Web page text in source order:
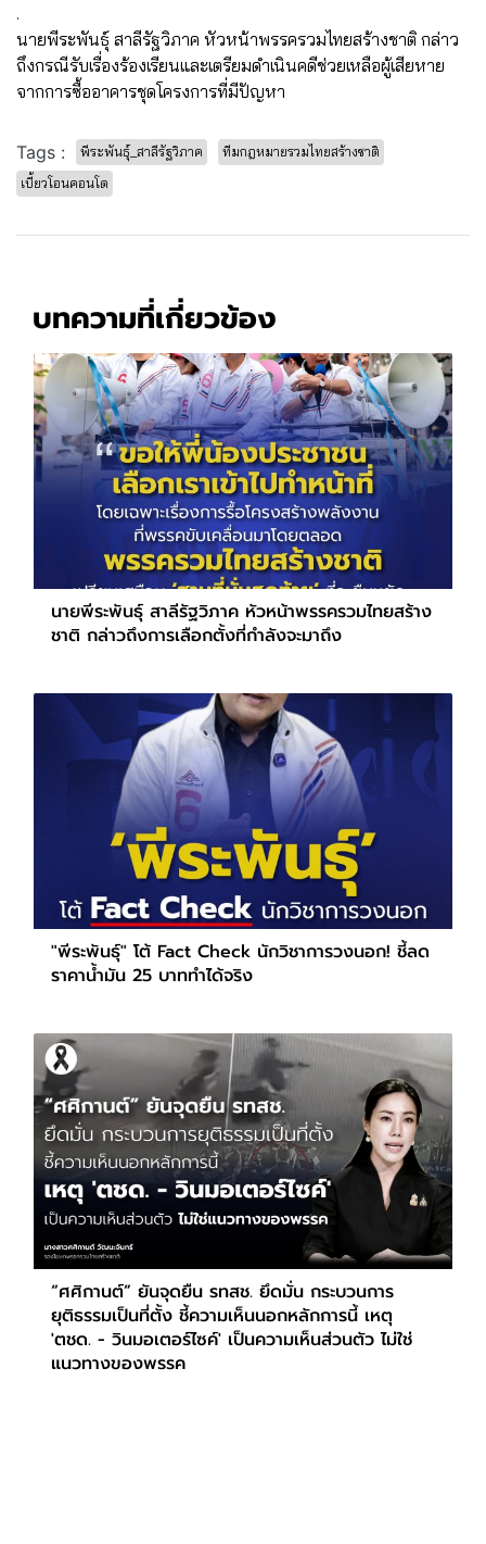
.
นายพีระพันธุ์ สาลีรัฐวิภาค หัวหน้าพรรครวมไทยสร้างชาติ กล่าว
ถึงกรณีรับเรื่องร้องเรียนและเตรียมดำเนินคดีช่วยเหลือผู้เสียหาย
จากการซื้ออาคารชุดโครงการที่มีปัญหา
Tags : พีระพันธุ์_สาลีรัฐวิภาค
ทีมกฎหมายรวมไทยสร้างชาติ
เบี้ยวโอนคอนโด
บทความที่เกี่ยวข้อง
นายพีระพันธุ์ สาลีรัฐวิภาค หัวหน้าพรรครวมไทยสร้าง
ชาติ กล่าวถึงการเลือกตั้งที่กำลังจะมาถึง
"พีระพันธุ์" โต้ Fact Check นักวิชาการวงนอก! ชี้ลด
ราคาน้ำมัน 25 บาททำได้จริง
“ศศิกานต์” ยันจุดยืน รทสช. ยึดมั่น กระบวนการ
ยุติธรรมเป็นที่ตั้ง ชี้ความเห็นนอกหลักการนี้ เหตุ
'ตชด. - วินมอเตอร์ไซค์' เป็นความเห็นส่วนตัว ไม่ใช่
แนวทางของพรรค